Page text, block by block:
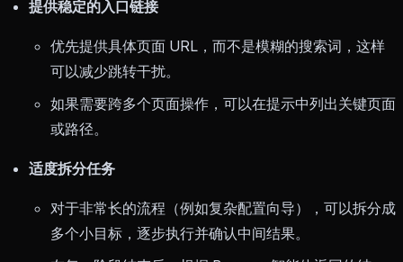
提供稳定的入口链接
优先提供具体页面 URL，而不是模糊的搜索词，这样
可以减少跳转干扰。
如果需要跨多个页面操作，可以在提示中列出关键页面
或路径。
适度拆分任务
对于非常长的流程（例如复杂配置向导），可以拆分成
多个小目标，逐步执行并确认中间结果。